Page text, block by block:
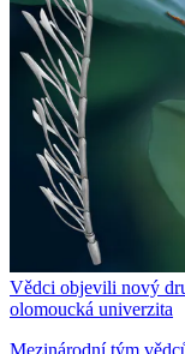
Vědci objevili nový
olomoucká univerzita